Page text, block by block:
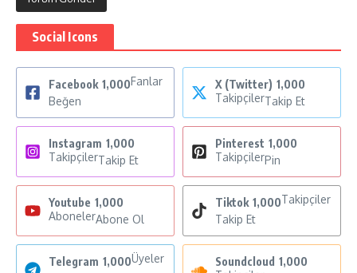
Social Icons
Facebook 1,000Fanlar
Beğen
X (Twitter) 1,000
TakipçilerTakip Et
Instagram 1,000
TakipçilerTakip Et
Pinterest 1,000
TakipçilerPin
Youtube 1,000
AbonelerAbone Ol
Tiktok 1,000Takipçiler
Takip Et
Telegram 1,000Üyeler
Soundcloud 1,000